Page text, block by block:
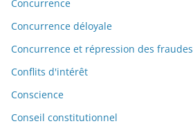
Concurrence
Concurrence déloyale
Concurrence et répression des fraudes
Conflits d'intérêt
Conscience
Conseil constitutionnel